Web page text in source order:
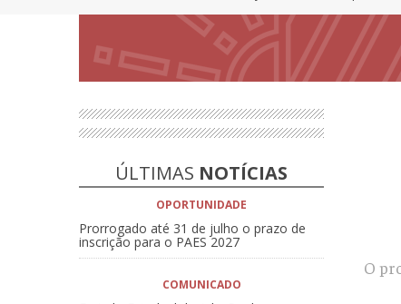
ÚLTIMAS NOTÍCIAS
OPORTUNIDADE
Prorrogado até 31 de julho o prazo de
inscrição para o PAES 2027
COMUNICADO
O